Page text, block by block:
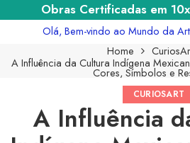
Obras Certificadas em
Olá, Bem-vindo ao Mundo da
Home
A Influência da Cultura Indígena
Cores, Símbolos e
CURIOSART
A Influência